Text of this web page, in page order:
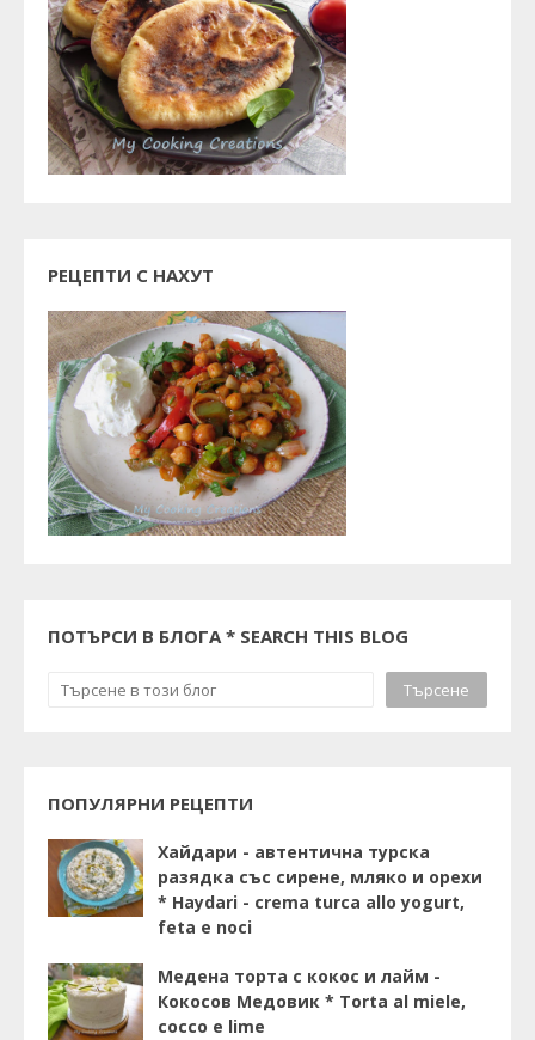
РЕЦЕПТИ С НАХУТ
ПОТЪРСИ В БЛОГА * SEARCH THIS BLOG
ПОПУЛЯРНИ РЕЦЕПТИ
Хайдари - автентична турска
разядка със сирене, мляко и орехи
* Haydari - crema turca allo yogurt,
feta e noci
Медена торта с кокос и лайм -
Кокосов Медовик * Torta al miele,
cocco e lime